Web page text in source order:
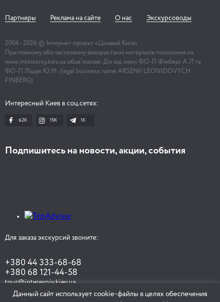
Партнеры Реклама на сайте О нас Экскурсоводы
2004 - 2026 © Інтернет-проект «Цікавий Київ»
При повному або частковому використанні матеріалів посилання на
www.interesniy.kiev.ua обов'язкове. Діє від імені ФО-П Фінберг А.Л та
ФО-П Ліщук Ю.М. (legal business name ARSENII LEONIDOVYCH
FINBERG)
Интересный Киев в соц.сетях:
62K 15K 1К
Подпишитесь на новости, акции, события
Для заказа экскурсий звоните:
+380 44 333-68-68
+380 68 121-44-58
tour@interesniy.kiev.ua
Данный сайт использует cookie-файлы в целях обеспечения